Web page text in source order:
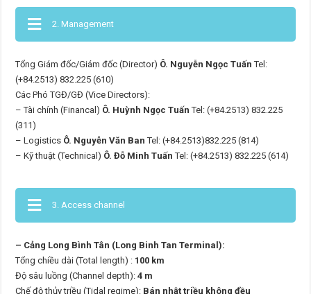
2. Management
Tổng Giám đốc/Giám đốc (Director) Ô. Nguyễn Ngọc Tuấn Tel:
(+84.2513) 832.225 (610)
Các Phó TGĐ/GĐ (Vice Directors):
– Tài chính (Financal) Ô. Huỳnh Ngọc Tuấn Tel: (+84.2513) 832.225
(311)
– Logistics Ô. Nguyễn Văn Ban Tel: (+84.2513)832.225 (814)
– Kỹ thuật (Technical) Ô. Đỗ Minh Tuấn Tel: (+84.2513) 832.225 (614)
3. Access channel
– Cảng Long Bình Tân (Long Binh Tan Terminal):
Tổng chiều dài (Total length) : 100 km
Độ sâu luồng (Channel depth):4 m
Chế độ thủy triều (Tidal regime): Bán nhật triều không đều